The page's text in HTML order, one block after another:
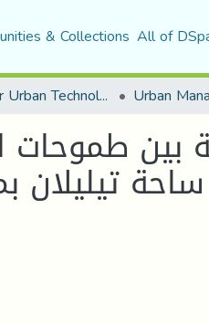
& Collections All of
Institute for Urban Technology Management
بين
تيليلان